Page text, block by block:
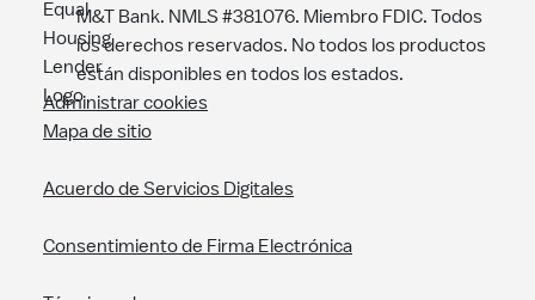
M&T Bank. NMLS #381076. Miembro FDIC. Todos
los derechos reservados. No todos los productos
están disponibles en todos los estados.
Administrar cookies
Mapa de sitio
Acuerdo de Servicios Digitales
Consentimiento de Firma Electrónica